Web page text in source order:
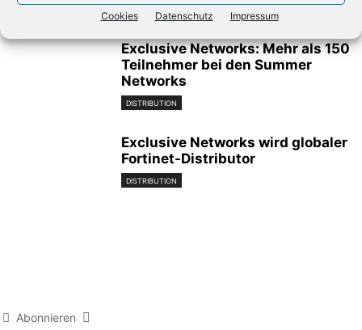
Cookies Datenschutz Impressum
Exclusive Networks: Mehr als 150
Teilnehmer bei den Summer
Networks
DISTRIBUTION
Exclusive Networks wird globaler
Fortinet-Distributor
DISTRIBUTION
Abonnieren